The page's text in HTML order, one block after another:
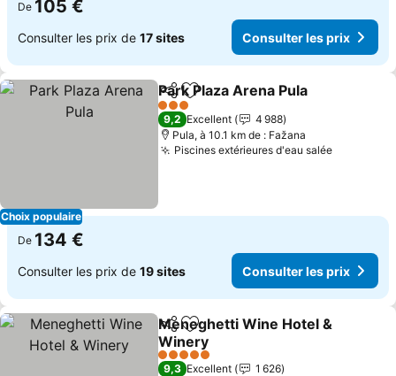
De 105 €
Consulter les prix de 17 sites Consulter les prix
Choix populaire
PartagerAjouter à mes favoris
Park Plaza Arena Pula
3 Étoiles
9,2 Excellent
4 988
Pula, à 10.1 km de : Fažana
Piscines extérieures d'eau salée
De 134 €
Consulter les prix de 19 sites Consulter les prix
PartagerAjouter à mes favoris
Meneghetti Wine Hotel &
Winery
Consulter les prix
5 Étoiles
9,3 Excellent
1 626